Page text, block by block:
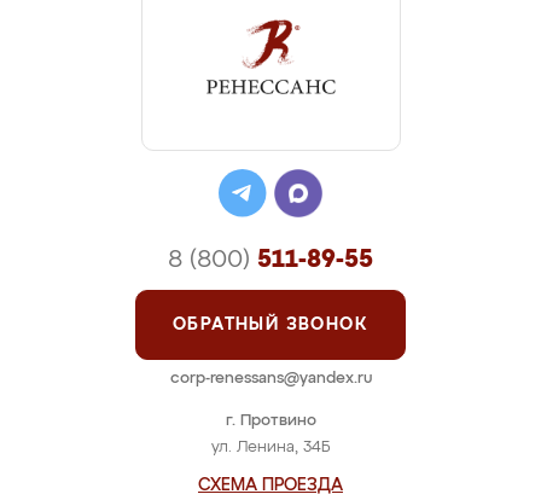
г. Протвино
ул. Ленина, 34Б
СХЕМА ПРОЕЗДА
8 (800) 511-89-55
ОБРАТНЫЙ ЗВОНОК
corp-renessans@yandex.ru